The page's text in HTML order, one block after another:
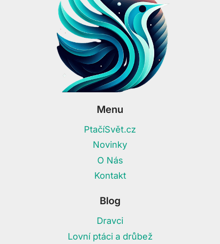
Menu
PtačíSvět.cz
Novinky
O Nás
Kontakt
Blog
Dravci
Lovní ptáci a drůbež